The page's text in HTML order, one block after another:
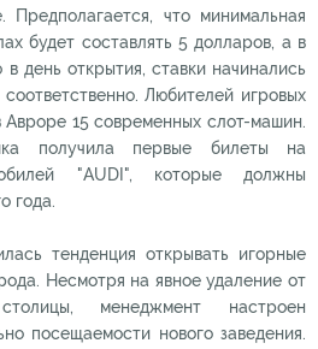
что минимальная
будет составлять 5 долларов, а в
день открытия, ставки начинались
Любителей игровых
Авроре 15 современных слот-машин.
получила первые билеты на
"AUDI", которые должны
года.
тенденция открывать игорные
Несмотря на явное удаление от
менеджмент настроен
посещаемости нового заведения.